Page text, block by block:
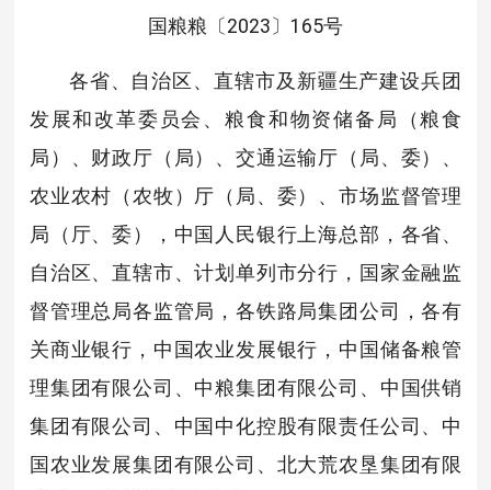
国粮粮〔2023〕165号
各省、自治区、直辖市及新疆生产建设兵团
发展和改革委员会、粮食和物资储备局（粮食
局）、财政厅（局）、交通运输厅（局、委）、
农业农村（农牧）厅（局、委）、市场监督管理
局（厅、委），中国人民银行上海总部，各省、
自治区、直辖市、计划单列市分行，国家金融监
督管理总局各监管局，各铁路局集团公司，各有
关商业银行，中国农业发展银行，中国储备粮管
理集团有限公司、中粮集团有限公司、中国供销
集团有限公司、中国中化控股有限责任公司、中
国农业发展集团有限公司、北大荒农垦集团有限